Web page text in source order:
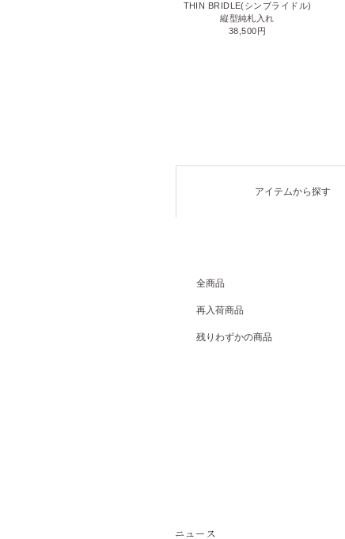
THIN BRIDLE(シンブライドル)
縦型純札入れ
38,500円
アイテムから探す
全商品
再入荷商品
残りわずかの商品